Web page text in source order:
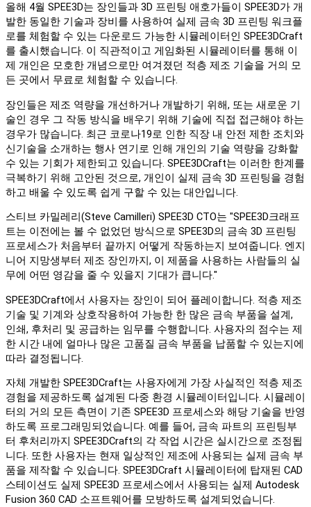
올해 4월 SPEE3D는 장인들과 3D 프린팅 애호가들이 SPEE3D가 개
발한 동일한 기술과 장비를 사용하여 실제 금속 3D 프린팅 워크플
로를 체험할 수 있는 다운로드 가능한 시뮬레이터인 SPEE3DCraft
를 출시했습니다. 이 직관적이고 게임화된 시뮬레이터를 통해 이
제 개인은 모호한 개념으로만 여겨졌던 적층 제조 기술을 거의 모
든 곳에서 무료로 체험할 수 있습니다.
장인들은 제조 역량을 개선하거나 개발하기 위해, 또는 새로운 기
술인 경우 그 작동 방식을 배우기 위해 기술에 직접 접근해야 하는
경우가 많습니다. 최근 코로나19로 인한 직장 내 안전 제한 조치와
신기술을 소개하는 행사 연기로 인해 개인의 기술 역량을 강화할
수 있는 기회가 제한되고 있습니다. SPEE3DCraft는 이러한 한계를
극복하기 위해 고안된 것으로, 개인이 실제 금속 3D 프린팅을 경험
하고 배울 수 있도록 쉽게 구할 수 있는 대안입니다.
스티브 카밀레리(Steve Camilleri) SPEE3D CTO는 "SPEE3D크래프
트는 이전에는 볼 수 없었던 방식으로 SPEE3D의 금속 3D 프린팅
프로세스가 처음부터 끝까지 어떻게 작동하는지 보여줍니다. 엔지
니어 지망생부터 제조 장인까지, 이 제품을 사용하는 사람들의 실
무에 어떤 영감을 줄 수 있을지 기대가 큽니다."
SPEE3DCraft에서 사용자는 장인이 되어 플레이합니다. 적층 제조
기술 및 기계와 상호작용하여 가능한 한 많은 금속 부품을 설계,
인쇄, 후처리 및 공급하는 임무를 수행합니다. 사용자의 점수는 제
한 시간 내에 얼마나 많은 고품질 금속 부품을 납품할 수 있는지에
따라 결정됩니다.
자체 개발한 SPEE3DCraft는 사용자에게 가장 사실적인 적층 제조
경험을 제공하도록 설계된 다중 환경 시뮬레이터입니다. 시뮬레이
터의 거의 모든 측면이 기존 SPEE3D 프로세스와 해당 기술을 반영
하도록 프로그래밍되었습니다. 예를 들어, 금속 파트의 프린팅부
터 후처리까지 SPEE3DCraft의 각 작업 시간은 실시간으로 조정됩
니다. 또한 사용자는 현재 일상적인 제조에 사용되는 실제 금속 부
품을 제작할 수 있습니다. SPEE3DCraft 시뮬레이터에 탑재된 CAD
스테이션도 실제 SPEE3D 프로세스에서 사용되는 실제 Autodesk
Fusion 360 CAD 소프트웨어를 모방하도록 설계되었습니다.